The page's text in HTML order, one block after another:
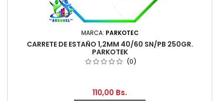
MARCA: PARKOTEC
CARRETE DE ESTAÑO 1,2MM 40/60 SN/PB 250GR.
PARKOTEK
(0)
110,00 Bs.